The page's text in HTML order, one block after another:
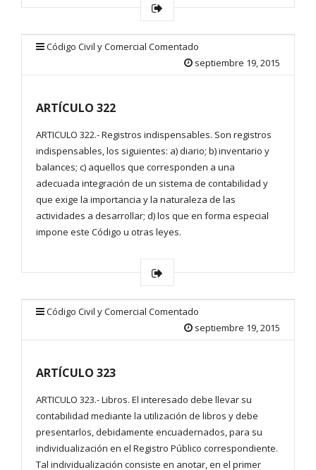
Código Civil y Comercial Comentado
septiembre 19, 2015
ARTÍCULO 322
ARTICULO 322.- Registros indispensables. Son registros
indispensables, los siguientes: a) diario; b) inventario y
balances; c) aquellos que corresponden a una
adecuada integración de un sistema de contabilidad y
que exige la importancia y la naturaleza de las
actividades a desarrollar; d) los que en forma especial
impone este Código u otras leyes.
Código Civil y Comercial Comentado
septiembre 19, 2015
ARTÍCULO 323
ARTICULO 323.- Libros. El interesado debe llevar su
contabilidad mediante la utilización de libros y debe
presentarlos, debidamente encuadernados, para su
individualización en el Registro Público correspondiente.
Tal individualización consiste en anotar, en el primer